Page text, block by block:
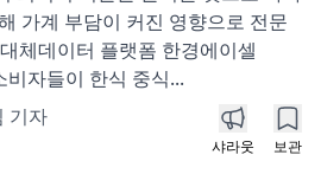
가계 부담이 커진 영향으로 전문
체데이터 플랫폼 한경에이셀
자들이 한식 중식...
기자
샤라웃 보관